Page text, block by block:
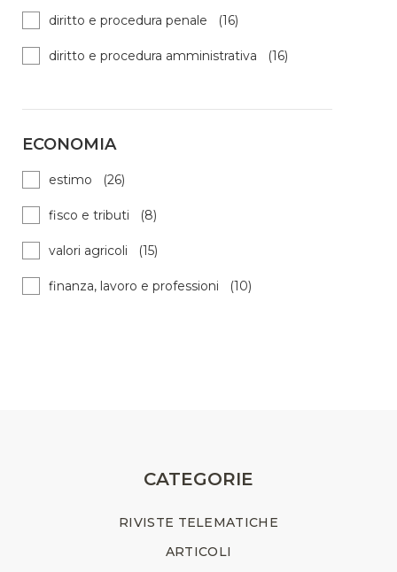
diritto e procedura penale (16)
diritto e procedura amministrativa (16)
ECONOMIA
estimo (26)
fisco e tributi (8)
valori agricoli (15)
finanza, lavoro e professioni (10)
CATEGORIE
RIVISTE TELEMATICHE
ARTICOLI